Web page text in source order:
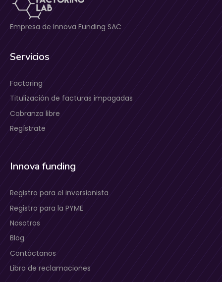
Empresa de Innova Funding SAC
Servicios
Factoring
Titulización de facturas impagadas
Cobranza libre
Regístrate
Innova funding
Registro para el inversionista
Registro para la PYME
Nosotros
Blog
Contáctanos
Libro de reclamaciones